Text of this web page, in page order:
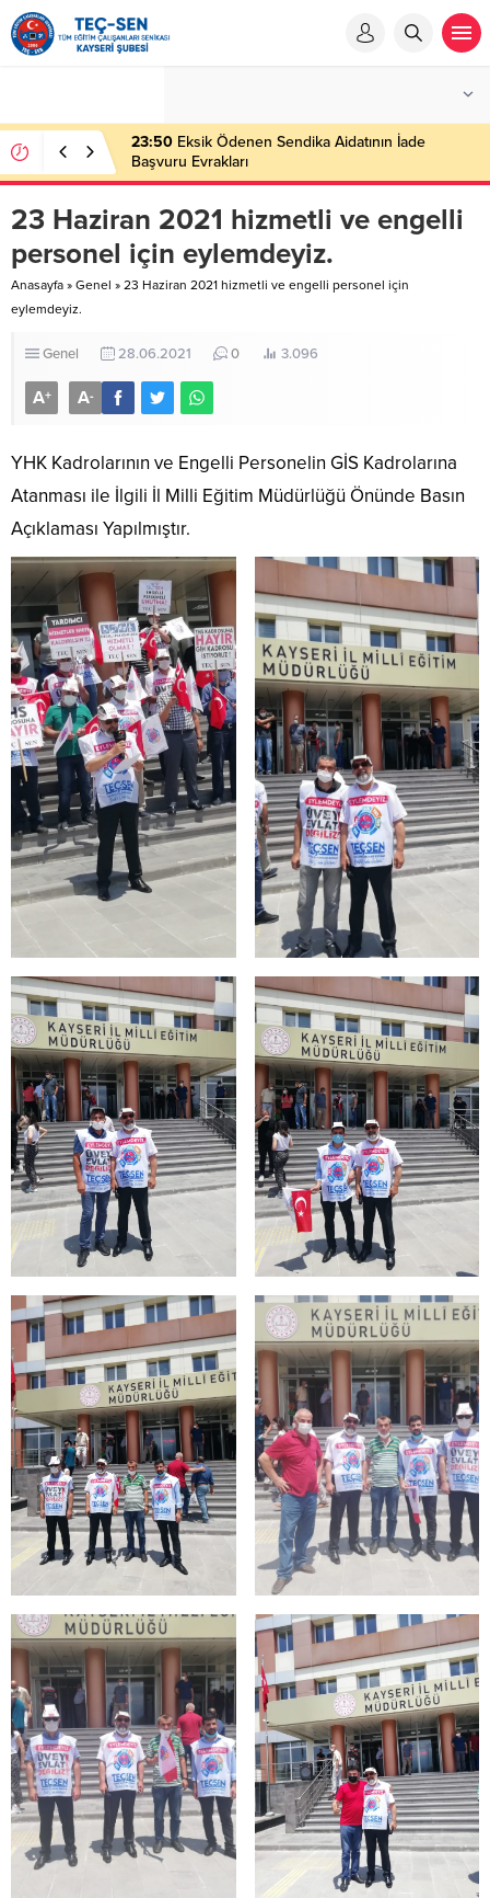
23:50 Eksik Ödenen Sendika Aidatının İade
Başvuru Evrakları
23 Haziran 2021 hizmetli ve engelli
personel için eylemdeyiz.
Anasayfa » Genel » 23 Haziran 2021 hizmetli ve engelli personel için
eylemdeyiz.
Genel 28.06.2021 0 3.096
A+ A-
YHK Kadrolarının ve Engelli Personelin GİS Kadrolarına
Atanması ile İlgili İl Milli Eğitim Müdürlüğü Önünde Basın
Açıklaması Yapılmıştır.